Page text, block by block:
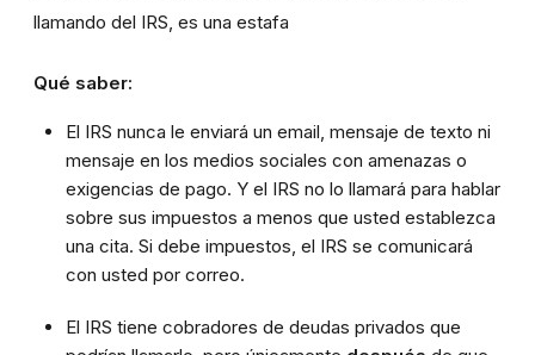
llamando del IRS, es una estafa
Qué saber:
El IRS nunca le enviará un email, mensaje de texto ni
mensaje en los medios sociales con amenazas o
exigencias de pago. Y el IRS no lo llamará para hablar
sobre sus impuestos a menos que usted establezca
una cita. Si debe impuestos, el IRS se comunicará
con usted por correo.
El IRS tiene cobradores de deudas privados que